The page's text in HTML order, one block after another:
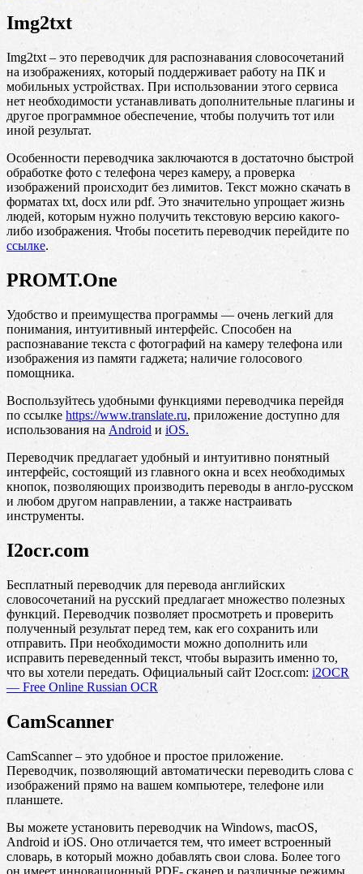
Img2txt
Img2txt – это переводчик для распознавания словосочетаний
на изображениях, который поддерживает работу на ПК и
мобильных устройствах. При использовании этого сервиса
нет необходимости устанавливать дополнительные плагины и
другое программное обеспечение, чтобы получить тот или
иной результат.
Особенности переводчика заключаются в достаточно быстрой
обработке фото с телефона через камеру, а проверка
изображений происходит без лимитов. Текст можно скачать в
форматах txt, docx или pdf. Это значительно упрощает жизнь
людей, которым нужно получить текстовую версию какого-
либо изображения. Чтобы посетить переводчик перейдите по
ссылке.
PROMT.One
Удобство и преимущества программы — очень легкий для
понимания, интуитивный интерфейс. Способен на
распознавание текста с фотографий на камеру телефона или
изображения из памяти гаджета; наличие голосового
помощника.
Воспользуйтесь удобными функциями переводчика перейдя
по ссылке https://www.translate.ru, приложение доступно для
использования на Android и iOS.
Переводчик предлагает удобный и интуитивно понятный
интерфейс, состоящий из главного окна и всех необходимых
кнопок, позволяющих производить переводы в англо-русском
и любом другом направлении, а также настраивать
инструменты.
I2ocr.com
Бесплатный переводчик для перевода английских
словосочетаний на русский предлагает множество полезных
функций. Переводчик позволяет просмотреть и проверить
полученный результат перед тем, как его сохранить или
отправить. При необходимости можно дополнить или
исправить переведенный текст, чтобы выразить именно то,
что вы хотели передать. Официальный сайт I2ocr.com: i2OCR
— Free Online Russian OCR
CamScanner
CamScanner – это удобное и простое приложение.
Переводчик, позволяющий автоматически переводить слова с
изображений прямо на вашем компьютере, телефоне или
планшете.
Вы можете установить переводчик на Windows, macOS,
Android и iOS. Оно отличается тем, что имеет встроенный
словарь, в который можно добавлять свои слова. Более того
он имеет инновационный PDF- сканер и различные режимы